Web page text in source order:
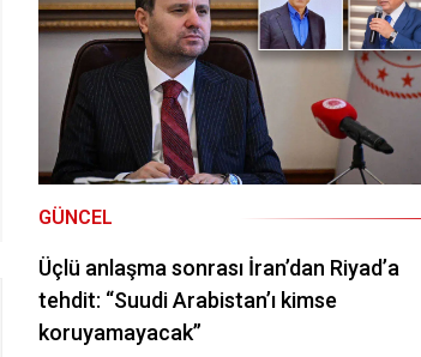
GÜNCEL
Üçlü anlaşma sonrası İran’dan Riyad’a
tehdit: “Suudi Arabistan’ı kimse
koruyamayacak”